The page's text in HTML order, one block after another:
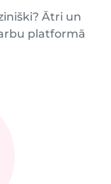
Ātri un
platformā